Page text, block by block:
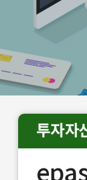
투자자